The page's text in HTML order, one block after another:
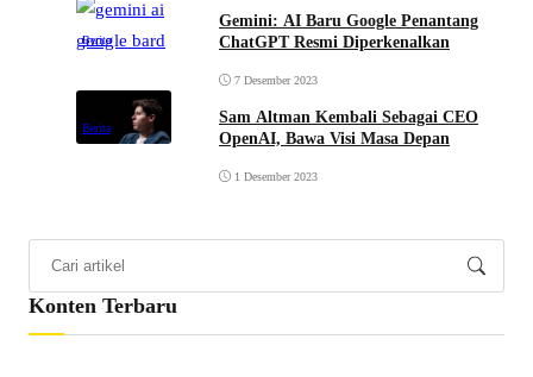
Berita
Gemini: AI Baru Google Penantang
ChatGPT Resmi Diperkenalkan
7 Desember 2023
Berita
Sam Altman Kembali Sebagai CEO
OpenAI, Bawa Visi Masa Depan
1 Desember 2023
Konten Terbaru